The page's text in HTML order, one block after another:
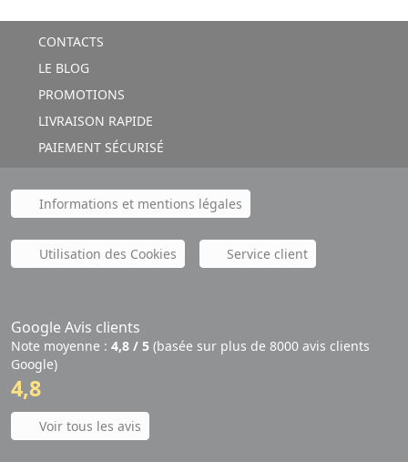
CONTACTS
LE BLOG
PROMOTIONS
LIVRAISON RAPIDE
PAIEMENT SÉCURISÉ
Informations et mentions légales
Utilisation des Cookies Service client
Google Avis clients
Note moyenne : 4,8 / 5 (basée sur plus de 8000 avis clients
Google)
4,8
Voir tous les avis